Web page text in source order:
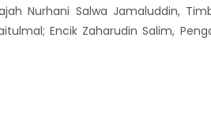
Nurhani Salwa Jamaluddin,
Encik Zaharudin Salim,